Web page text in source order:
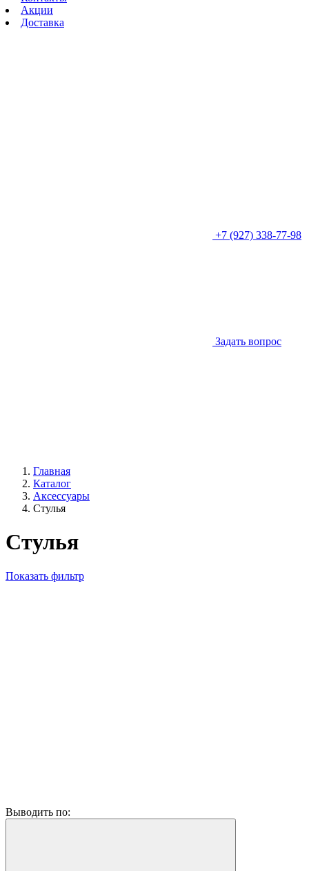
Акции
Доставка
+7 (927) 338-77-98
Задать вопрос
Главная
Каталог
Аксессуары
Стулья
Стулья
Показать фильтр
Выводить по: